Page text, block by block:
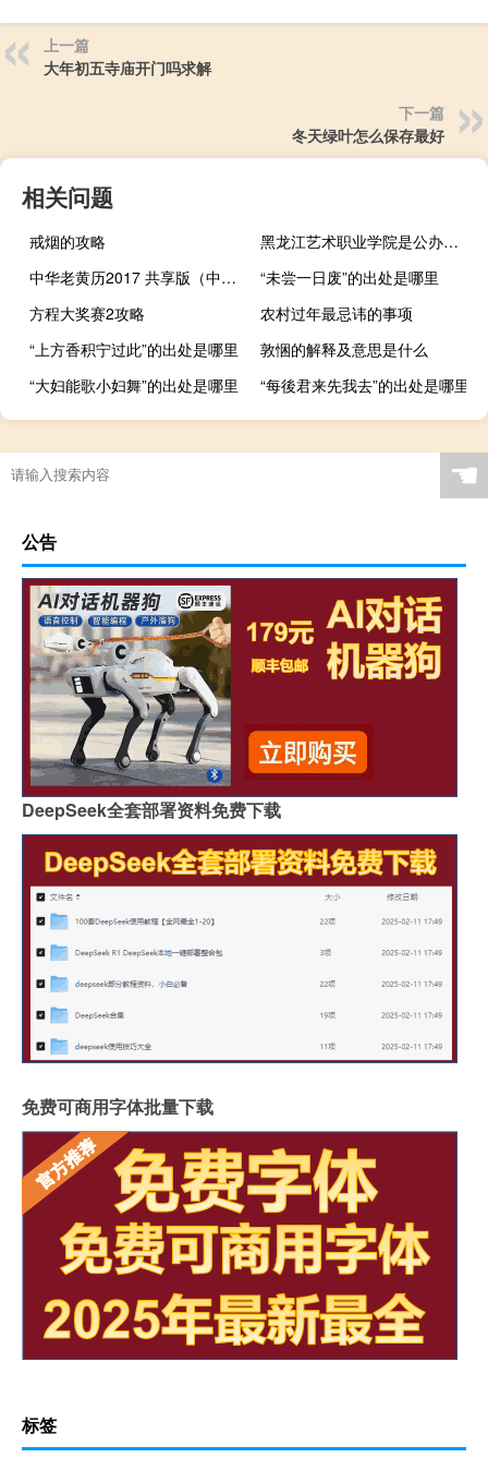
上一篇
大年初五寺庙开门吗求解
下一篇
冬天绿叶怎么保存最好
相关问题
戒烟的攻略
黑龙江艺术职业学院是公办还是民办
中华老黄历2017 共享版（中华老黄历2017 共享版功能简介）
“未尝一日废”的出处是哪里
方程大奖赛2攻略
农村过年最忌讳的事项
“上方香积宁过此”的出处是哪里
敦悃的解释及意思是什么
“大妇能歌小妇舞”的出处是哪里
“每後君来先我去”的出处是哪里
☚
公告
DeepSeek全套部署资料免费下载
免费可商用字体批量下载
标签